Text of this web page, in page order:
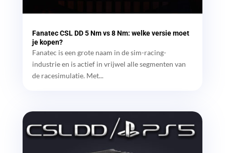
Fanatec CSL DD 5 Nm vs 8 Nm: welke versie moet
je kopen?
Fanatec is een grote naam in de sim-racing-
industrie en is actief in vrijwel alle segmenten van
de racesimulatie. Met...